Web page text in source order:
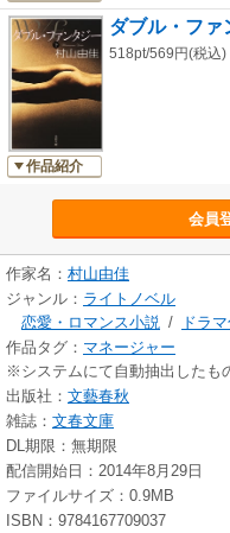
作品紹介
ダブル・ファ
518pt/569円(税込)
会員
作家名： 村山由佳
ジャンル： ライトノベル
恋愛・ロマンス小説 / ドラ
作品タグ： マネージャー
※システムにて自動抽出したも
出版社： 文藝春秋
雑誌： 文春文庫
DL期限：無期限
配信開始日：2014年8月29日
ファイルサイズ：0.9MB
ISBN：9784167709037